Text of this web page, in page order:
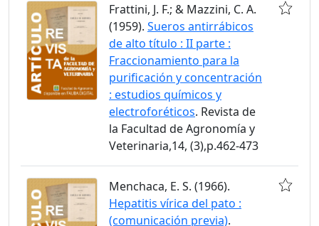
Frattini, J. F.; & Mazzini, C. A.
(1959). Sueros antirrábicos
de alto título : II parte :
Fraccionamiento para la
purificación y concentración
: estudios químicos y
electroforéticos. Revista de
la Facultad de Agronomía y
Veterinaria,14, (3),p.462-473
Menchaca, E. S. (1966).
Hepatitis vírica del pato :
(comunicación previa).